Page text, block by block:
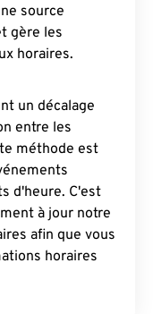
source
gère les
horaires.
un décalage
entre les
méthode est
d'heure. C'est
à jour notre
afin que vous
horaires